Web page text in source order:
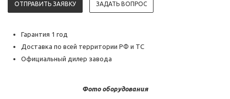
ОТПРАВИТЬ ЗАЯВКУ ЗАДАТЬ ВОПРОС
Гарантия 1 год
Доставка по всей территории РФ и ТС
Официальный дилер завода
Фото оборудования